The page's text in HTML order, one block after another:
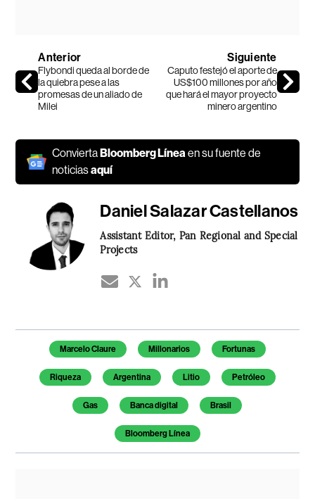
Anterior
Flybondi queda al borde de
la quiebra pese a las
promesas de un aliado de
Milei
Siguiente
Caputo festejó el aporte de
US$100 millones por año
que hará el mayor proyecto
minero argentino
ConviertaBloomberg Líneaen su fuente de
noticiasaquí
Daniel Salazar Castellanos
Assistant Editor, Pan Regional and Special
Projects
Temas de este artículo
Marcelo Claure Millonarios Fortunas
Riqueza Argentina Litio Petróleo
Gas Banca digital Brasil
Bloomberg Línea